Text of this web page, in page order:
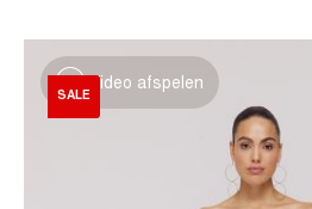
Video afspelen
SALE